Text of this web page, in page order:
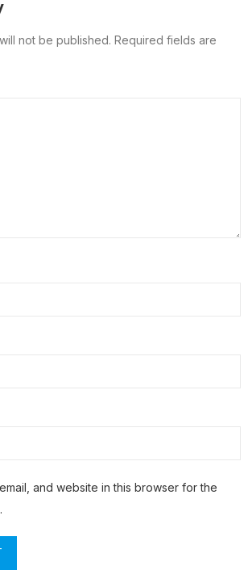
not be published. Required fields are
and website in this browser for the